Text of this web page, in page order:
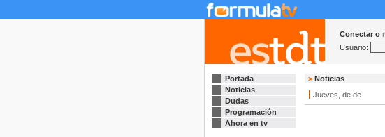
Conectar o
Usuario:
Portada
Noticias
Dudas
Programación
Ahora en tv
> Noticias
Jueves, de de